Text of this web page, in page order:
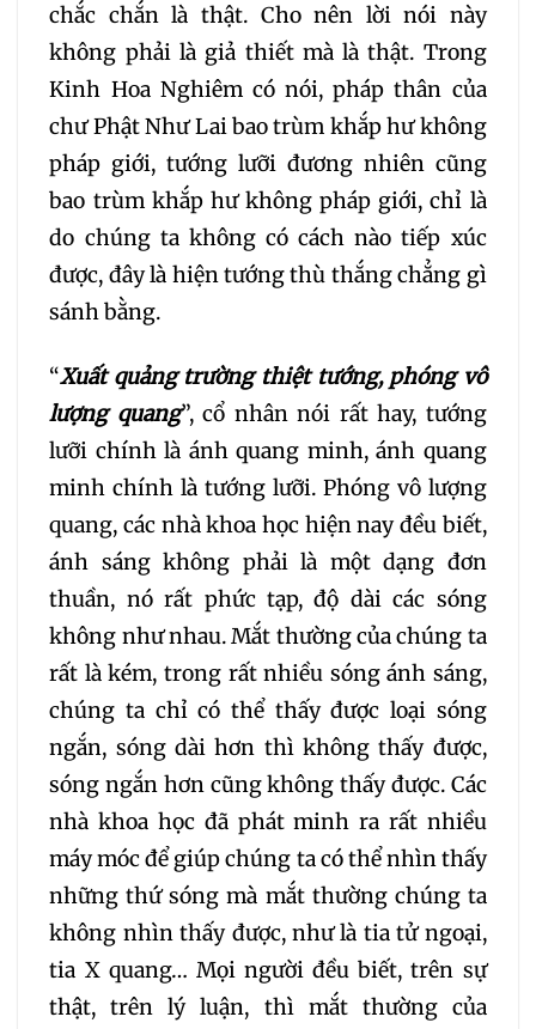
chắc chắn là thật. Cho nên lời nói này
không phải là giả thiết mà là thật. Trong
Kinh Hoa Nghiêm có nói, pháp thân của
chư Phật Như Lai bao trùm khắp hư không
pháp giới, tướng lưỡi đương nhiên cũng
bao trùm khắp hư không pháp giới, chỉ là
do chúng ta không có cách nào tiếp xúc
được, đây là hiện tướng thù thắng chẳng gì
sánh bằng.
“Xuất quảng trường thiệt tướng, phóng vô
lượng quang”, cổ nhân nói rất hay, tướng
lưỡi chính là ánh quang minh, ánh quang
minh chính là tướng lưỡi. Phóng vô lượng
quang, các nhà khoa học hiện nay đều biết,
ánh sáng không phải là một dạng đơn
thuần, nó rất phức tạp, độ dài các sóng
không như nhau. Mắt thường của chúng ta
rất là kém, trong rất nhiều sóng ánh sáng,
chúng ta chỉ có thể thấy được loại sóng
ngắn, sóng dài hơn thì không thấy được,
sóng ngắn hơn cũng không thấy được. Các
nhà khoa học đã phát minh ra rất nhiều
máy móc để giúp chúng ta có thể nhìn thấy
những thứ sóng mà mắt thường chúng ta
không nhìn thấy được, như là tia tử ngoại,
tia X quang… Mọi người đều biết, trên sự
thật, trên lý luận, thì mắt thường của